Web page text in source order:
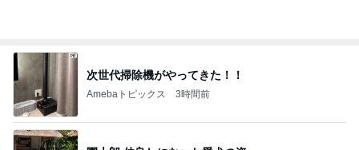
モト冬樹 何回呼んでも来ない愛犬